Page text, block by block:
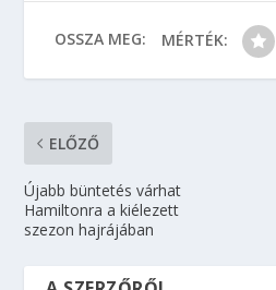
OSSZA MEG: MÉRTÉK:
ELŐZŐ
Újabb büntetés várhat
Hamiltonra a kiélezett
szezon hajrájában